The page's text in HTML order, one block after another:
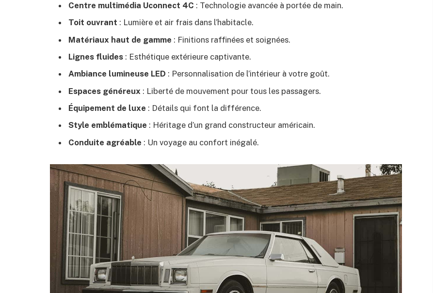
Centre multimédia Uconnect 4C : Technologie avancée à portée de main.
Toit ouvrant : Lumière et air frais dans l’habitacle.
Matériaux haut de gamme : Finitions raffinées et soignées.
Lignes fluides : Esthétique extérieure captivante.
Ambiance lumineuse LED : Personnalisation de l’intérieur à votre goût.
Espaces généreux : Liberté de mouvement pour tous les passagers.
Équipement de luxe : Détails qui font la différence.
Style emblématique : Héritage d’un grand constructeur américain.
Conduite agréable : Un voyage au confort inégalé.